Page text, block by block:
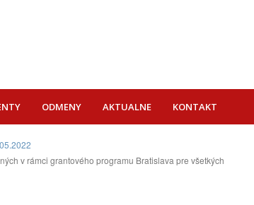
ODMENY AKTUALNE KONTAKT
v rámci grantového programu Bratislava pre všetkých